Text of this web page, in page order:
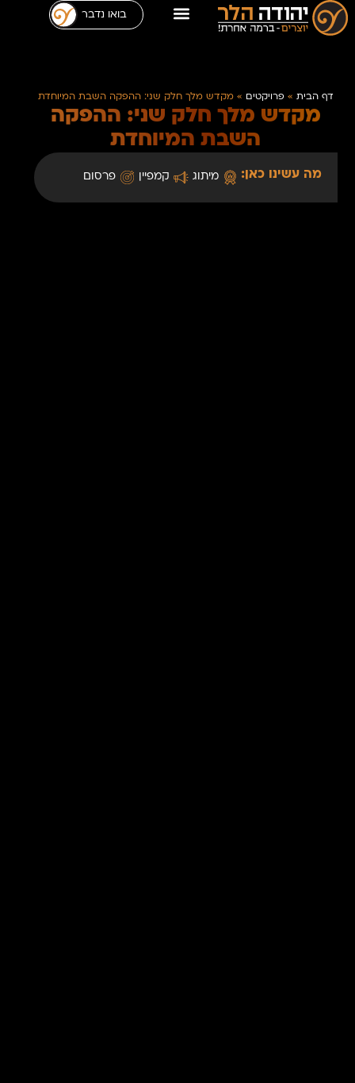
בואו נדבר
דף הבית » פרויקטים »מקדש מלך חלק שני: ההפקה השבת המיוחדת
מקדש מלך חלק שני: ההפקה
השבת המיוחדת
מה עשינו כאן: מיתוג קמפיין פרסום